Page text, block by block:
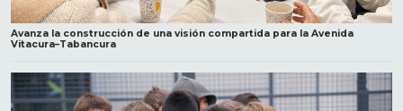
Avanza la construcción de una visión compartida para la Avenida
Vitacura–Tabancura